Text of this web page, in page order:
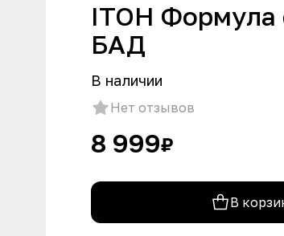
ITOH Формула
БАД
В наличии
Нет отзывов
8 999₽
В